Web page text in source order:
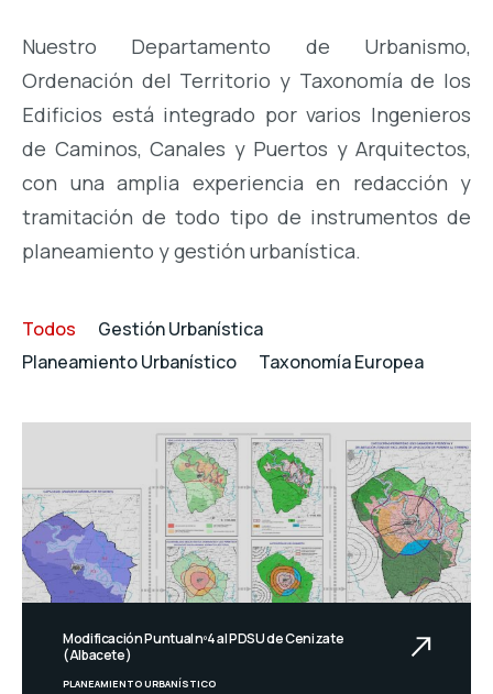
Nuestro Departamento de Urbanismo,
Ordenación del Territorio y Taxonomía de los
Edificios está integrado por varios Ingenieros
de Caminos, Canales y Puertos y Arquitectos,
con una amplia experiencia en redacción y
tramitación de todo tipo de instrumentos de
planeamiento y gestión urbanística.
Todos
Gestión Urbanística
Planeamiento Urbanístico
Taxonomía Europea
Modificación Puntual nº4 al PDSU de Cenizate
(Albacete)
PLANEAMIENTO URBANÍSTICO